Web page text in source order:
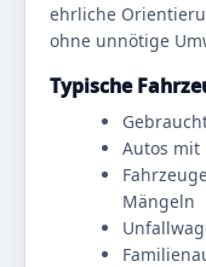
ehrliche
ohne unnötige
Typische
Autos mit
Mängeln